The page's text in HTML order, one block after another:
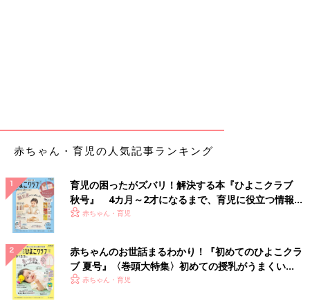
「喜んで保育園に通ってくれて、いろんな経験もさせてくれるの
で、本当に助かっている」（げんちゃん）
「保育園生活は楽しいようで、そこは安心して預けている。保活
は、第1希望の園を一番最後に見学するのがおすすめ。他の園と
の比較がしやすいから」（みずほ）
赤ちゃん・育児の人気記事ランキング
育児の困ったがズバリ！解決する本『ひよこクラブ
秋号』 4カ月～2才になるまで、育児に役立つ情報が
いっぱい！
赤ちゃん・育児
赤ちゃんのお世話まるわかり！『初めてのひよこクラ
ブ 夏号』〈巻頭大特集〉初めての授乳がうまくい
く！ おっぱい・ミルクの基本と夏のトラブル 解決テ
赤ちゃん・育児